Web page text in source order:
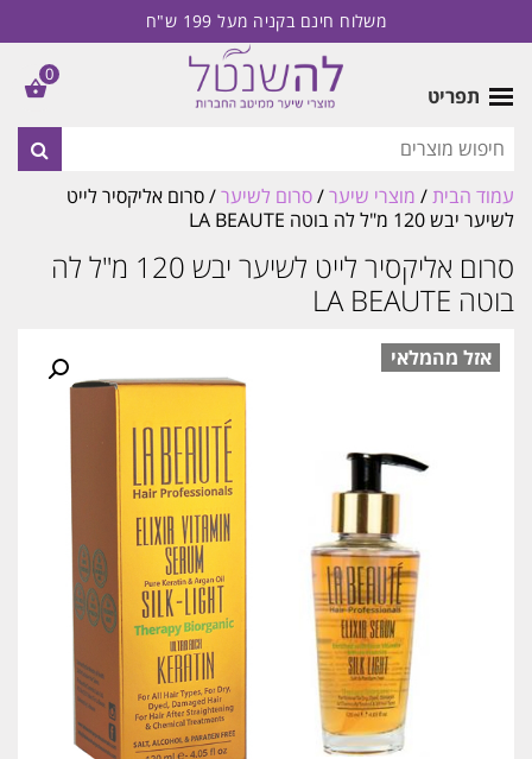
משלוח חינם בקניה מעל 199 ש"ח
תפריט
עמוד הבית/ מוצרי שיער/סרום לשיער/ סרום אליקסיר לייט
לשיער יבש 120 מ"ל לה בוטה LA BEAUTE
סרום אליקסיר לייט לשיער יבש 120 מ"ל לה
בוטה LA BEAUTE
0